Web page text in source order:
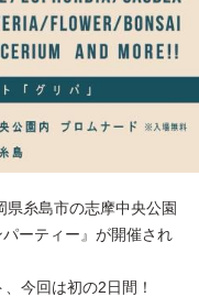
糸島市の志摩中央公園
ーティー』が開催され
今回は初の2日間！